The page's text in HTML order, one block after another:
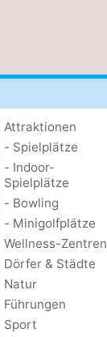
Attraktionen
- Spielplätze
- Indoor-
Spielplätze
- Bowling
- Minigolfplätze
Wellness-Zentren
Dörfer & Städte
Natur
Führungen
Sport